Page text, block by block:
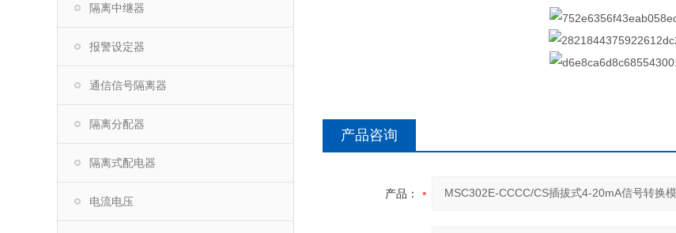
隔离中继器
报警设定器
通信信号隔离器
隔离分配器
隔离式配电器
电流电压
产品咨询
产品：